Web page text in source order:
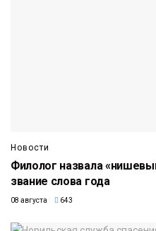
Новости
Филолог назвала
звание слова года
08 августа 643